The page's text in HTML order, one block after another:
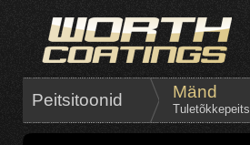
Peitsitoonid Mänd
Tuletõkkepeits